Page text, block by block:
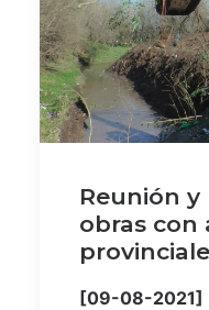
Reunión
obras con
[09-08-2021]